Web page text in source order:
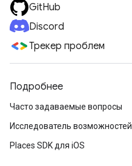
GitHub
Discord
Трекер проблем
Подробнее
Часто задаваемые вопросы
Исследователь возможностей
Places SDK для iOS